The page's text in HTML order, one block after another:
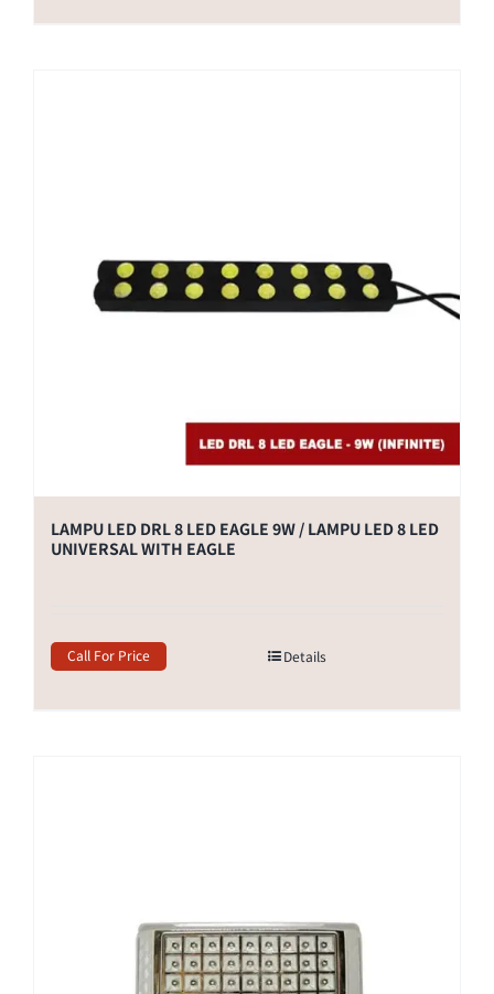
LAMPU LED DRL 8 LED EAGLE 9W / LAMPU LED 8 LED
UNIVERSAL WITH EAGLE
Call For Price Details